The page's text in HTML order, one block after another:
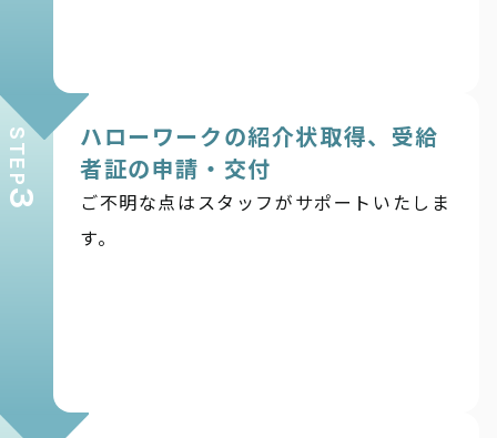
STEP
3
ハローワークの紹介状取得、受給
者証の申請・交付
ご不明な点はスタッフがサポートいたしま
す。